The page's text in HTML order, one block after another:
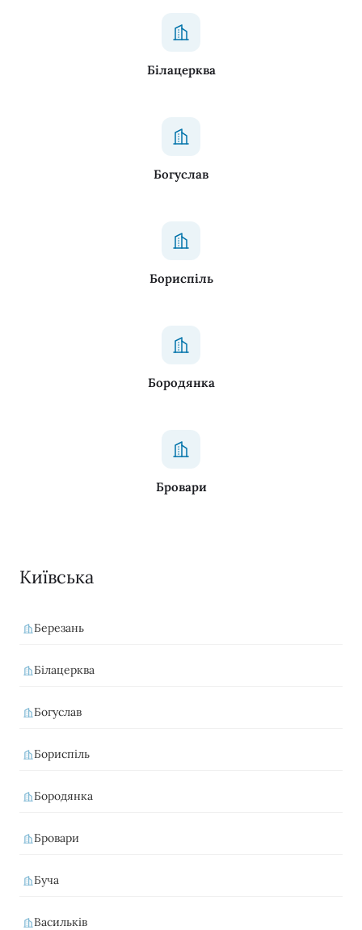
Білацерква
Богуслав
Бориспіль
Бородянка
Бровари
Київська
Березань
Білацерква
Богуслав
Бориспіль
Бородянка
Бровари
Буча
Васильків